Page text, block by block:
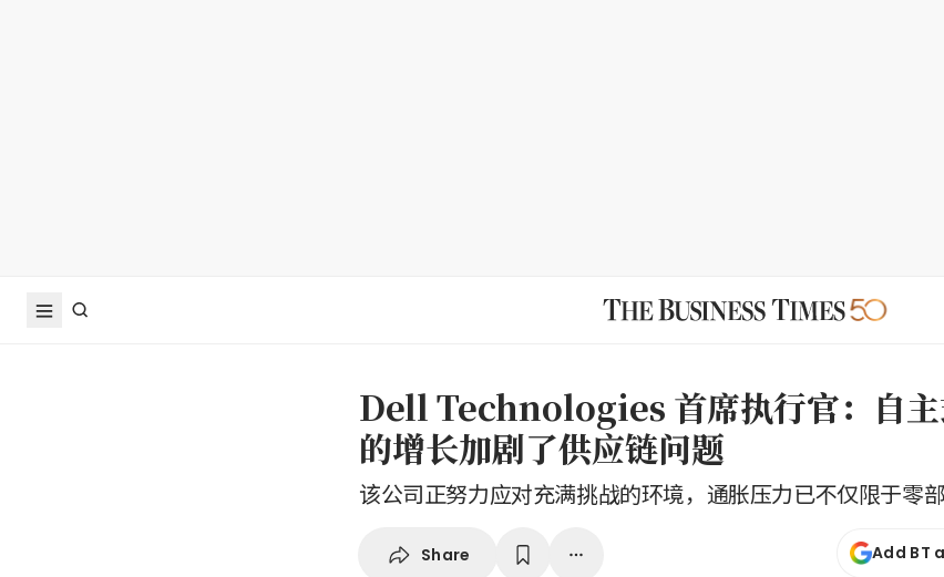
Dell Technologies 首席执行官：自主
的增长加剧了供应链问题
该公司正努力应对充满挑战的环境，通胀压力已不仅限于零部
Share Add BT